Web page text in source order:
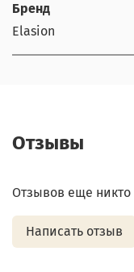
Бренд
Elasion
Отзывы
Отзывов еще никто
Написать отзыв